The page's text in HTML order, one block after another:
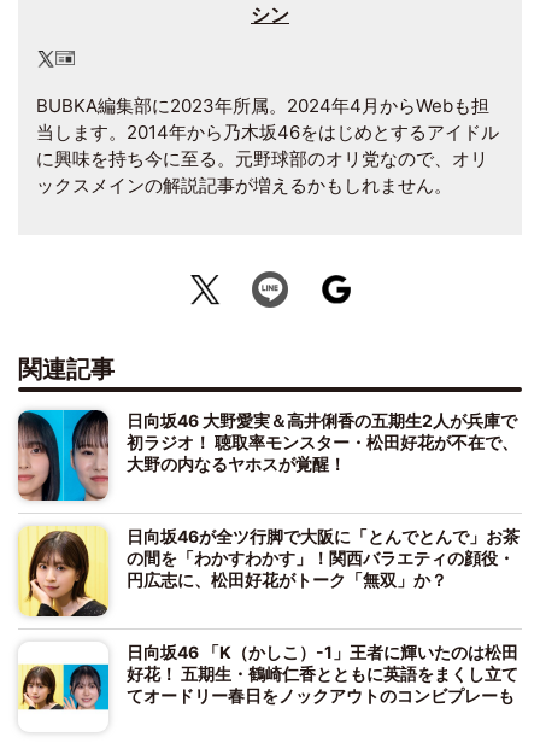
シン
BUBKA編集部に2023年所属。2024年4月からWebも担
当します。2014年から乃木坂46をはじめとするアイドル
に興味を持ち今に至る。元野球部のオリ党なので、オリ
ックスメインの解説記事が増えるかもしれません。
関連記事
日向坂46 大野愛実＆高井俐香の五期生2人が兵庫で
初ラジオ！ 聴取率モンスター・松田好花が不在で、
大野の内なるヤホスが覚醒！
日向坂46が全ツ行脚で大阪に「とんでとんで」お茶
の間を「わかすわかす」！関西バラエティの顔役・
円広志に、松田好花がトーク「無双」か？
日向坂46 「K（かしこ）-1」王者に輝いたのは松田
好花！ 五期生・鶴崎仁香とともに英語をまくし立て
てオードリー春日をノックアウトのコンビプレーも